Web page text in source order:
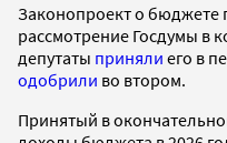
Законопроект о бюджете
рассмотрение Госдумы в
депутаты приняли его в
одобрили во втором.
Принятый в